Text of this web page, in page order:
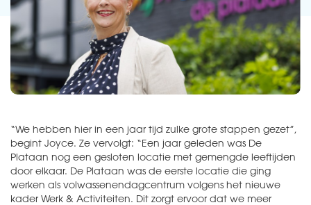
“We hebben hier in een jaar tijd zulke grote stappen gezet”,
begint Joyce. Ze vervolgt: “Een jaar geleden was De
Plataan nog een gesloten locatie met gemengde leeftijden
door elkaar. De Plataan was de eerste locatie die ging
werken als volwassenendagcentrum volgens het nieuwe
kader Werk & Activiteiten. Dit zorgt ervoor dat we meer